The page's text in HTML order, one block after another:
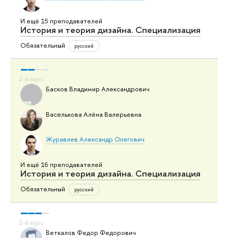
И ещё 15 преподавателей
История и теория дизайна. Специализация
Обязательный русский
Басков Владимир Александрович
Васелькова Алёна Валерьевна
Журавлев Александр Олегович
И ещё 16 преподавателей
История и теория дизайна. Специализация
Обязательный русский
Веткалов Федор Федорович